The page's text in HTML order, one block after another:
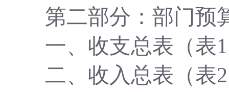
第二部分：部门预
一、收支总表（表
二、收入总表（表